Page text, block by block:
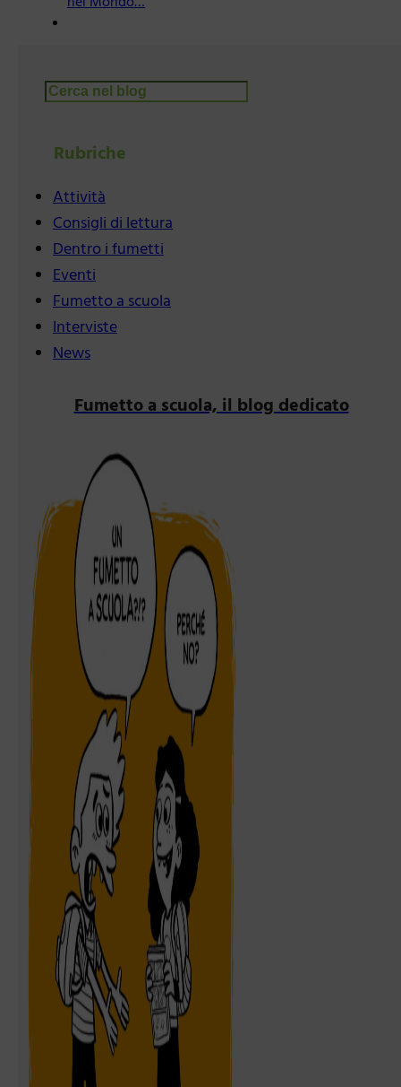
Cerca
Rubriche
Attività
Consigli di lettura
Dentro i fumetti
Eventi
Fumetto a scuola
Interviste
News
Fumetto a scuola, il blog dedicato